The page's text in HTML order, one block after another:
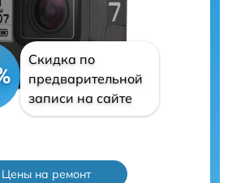
Скидка по
предварительной
записи на сайте
Цены на ремонт